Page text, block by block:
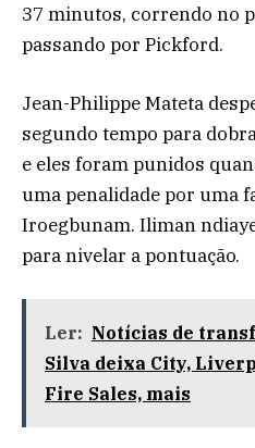
37 minutos, correndo no
passando por Pickford.
Jean-Philippe Mateta
segundo tempo para
e eles foram punidos
uma penalidade por uma
Iroegbunam. Iliman
para nivelar a pontuação.
Ler: Notícias de
Silva deixa City,
Fire Sales, mais